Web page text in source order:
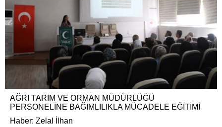
AĞRI TARIM VE ORMAN MÜDÜRLÜĞÜ
PERSONELİNE BAĞIMLILIKLA MÜCADELE EĞİTİMİ
Haber: Zelal İlhan